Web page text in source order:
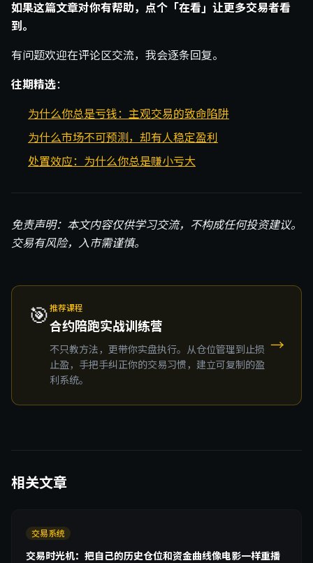
如果这篇文章对你有帮助，点个「在看」让更多交易者看
到。
有问题欢迎在评论区交流，我会逐条回复。
往期精选：
为什么你总是亏钱：主观交易的致命陷阱
为什么市场不可预测，却有人稳定盈利
处置效应：为什么你总是赚小亏大
免责声明：本文内容仅供学习交流，不构成任何投资建议。
交易有风险，入市需谨慎。
🎯 推荐课程
合约陪跑实战训练营
不只教方法，更带你实盘执行。从仓位管理到止损
止盈，手把手纠正你的交易习惯，建立可复制的盈
利系统。
→
相关文章
交易系统
交易时光机：把自己的历史仓位和资金曲线像电影一样重播